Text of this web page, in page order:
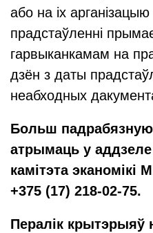
або на іх
прадстаўленні
гарвыканкамам на
дзён з даты
неабходных
Больш
атрымаць у
камітэта эканомікі
+375 (17) 218-02-75.
Пералік крытэрыяў